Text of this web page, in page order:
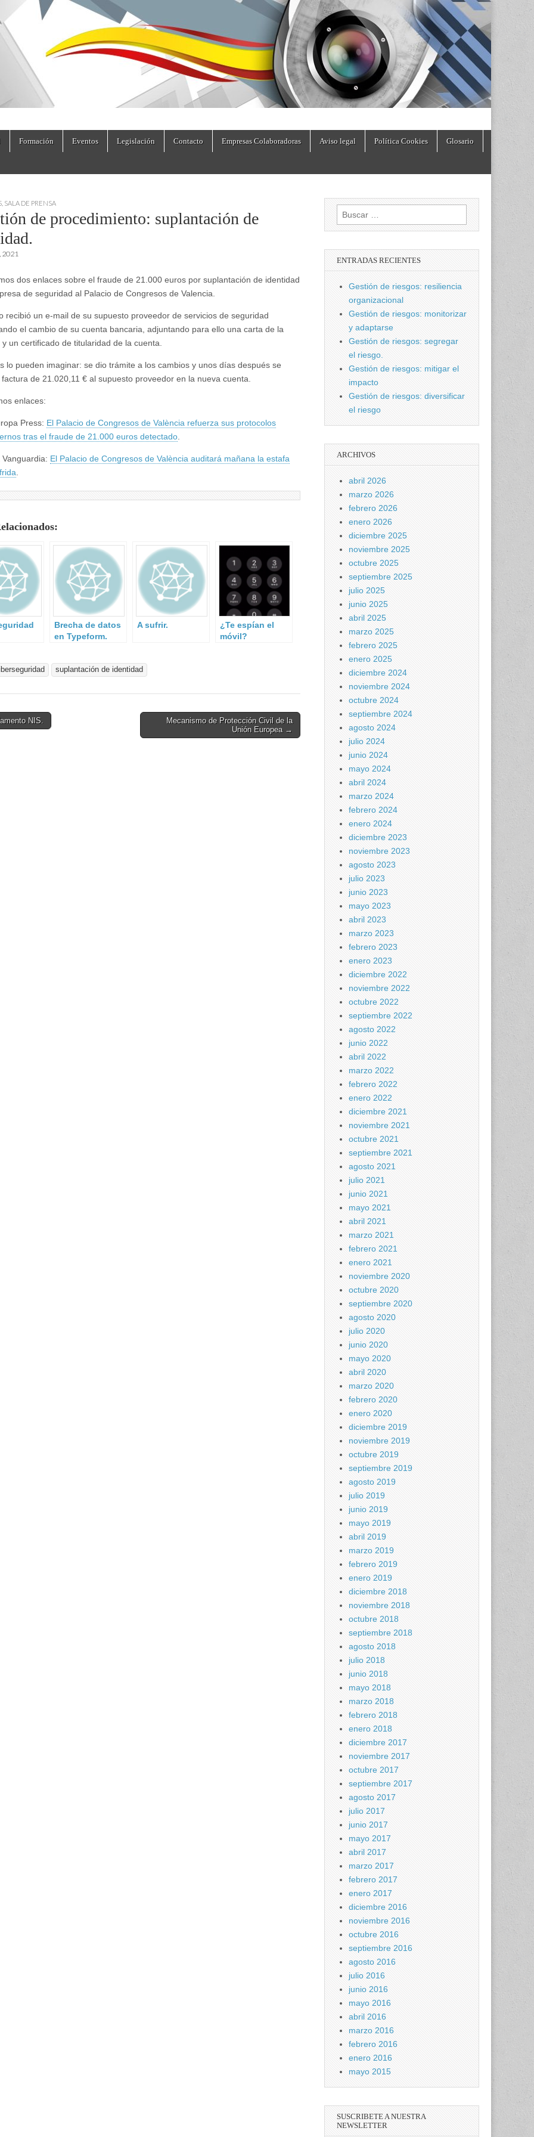
Formación Eventos Legislación Contacto Empresas Colaboradoras Aviso legal Política Cookies Glosario
SALA DE PRENSA
de procedimiento: suplantación de
2021
dos enlaces sobre el fraude de 21.000 euros por suplantación de identidad
de seguridad al Palacio de Congresos de Valencia.
recibió un e-mail de su supuesto proveedor de servicios de seguridad
el cambio de su cuenta bancaria, adjuntando para ello una carta de la
un certificado de titularidad de la cuenta.
lo pueden imaginar: se dio trámite a los cambios y unos días después se
de 21.020,11 € al supuesto proveedor en la nueva cuenta.
enlaces:
Press: El Palacio de Congresos de València refuerza sus protocolos
tras el fraude de 21.000 euros detectado.
Vanguardia: El Palacio de Congresos de València auditará mañana la estafa
.
Brecha de datos
en Typeform.
A sufrir.
¿Te espían el
móvil?
suplantación de identidad
NIS.
Mecanismo de Protección Civil de la
Unión Europea →
Buscar:
ENTRADAS RECIENTES
Gestión de riesgos: resiliencia
organizacional
Gestión de riesgos: monitorizar
y adaptarse
Gestión de riesgos: segregar
el riesgo.
Gestión de riesgos: mitigar el
impacto
Gestión de riesgos: diversificar
el riesgo
ARCHIVOS
abril 2026
marzo 2026
febrero 2026
enero 2026
diciembre 2025
noviembre 2025
octubre 2025
septiembre 2025
julio 2025
junio 2025
abril 2025
marzo 2025
febrero 2025
enero 2025
diciembre 2024
noviembre 2024
octubre 2024
septiembre 2024
agosto 2024
julio 2024
junio 2024
mayo 2024
abril 2024
marzo 2024
febrero 2024
enero 2024
diciembre 2023
noviembre 2023
agosto 2023
julio 2023
junio 2023
mayo 2023
abril 2023
marzo 2023
febrero 2023
enero 2023
diciembre 2022
noviembre 2022
octubre 2022
septiembre 2022
agosto 2022
junio 2022
abril 2022
marzo 2022
febrero 2022
enero 2022
diciembre 2021
noviembre 2021
octubre 2021
septiembre 2021
agosto 2021
julio 2021
junio 2021
mayo 2021
abril 2021
marzo 2021
febrero 2021
enero 2021
noviembre 2020
octubre 2020
septiembre 2020
agosto 2020
julio 2020
junio 2020
mayo 2020
abril 2020
marzo 2020
febrero 2020
enero 2020
diciembre 2019
noviembre 2019
octubre 2019
septiembre 2019
agosto 2019
julio 2019
junio 2019
mayo 2019
abril 2019
marzo 2019
febrero 2019
enero 2019
diciembre 2018
noviembre 2018
octubre 2018
septiembre 2018
agosto 2018
julio 2018
junio 2018
mayo 2018
marzo 2018
febrero 2018
enero 2018
diciembre 2017
noviembre 2017
octubre 2017
septiembre 2017
agosto 2017
julio 2017
junio 2017
mayo 2017
abril 2017
marzo 2017
febrero 2017
enero 2017
diciembre 2016
noviembre 2016
octubre 2016
septiembre 2016
agosto 2016
julio 2016
junio 2016
mayo 2016
abril 2016
marzo 2016
febrero 2016
enero 2016
mayo 2015
SUSCRIBETE A NUESTRA
NEWSLETTER